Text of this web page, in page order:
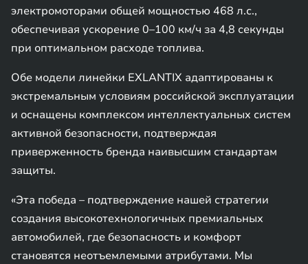
электромоторами общей мощностью 468 л.с.,
обеспечивая ускорение 0–100 км/ч за 4,8 секунды
при оптимальном расходе топлива.
Обе модели линейки EXLANTIX адаптированы к
экстремальным условиям российской эксплуатации
и оснащены комплексом интеллектуальных систем
активной безопасности, подтверждая
приверженность бренда наивысшим стандартам
защиты.
«Эта победа – подтверждение нашей стратегии
создания высокотехнологичных премиальных
автомобилей, где безопасность и комфорт
становятся неотъемлемыми атрибутами. Мы